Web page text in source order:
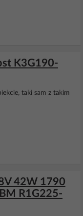
K3G190-
taki sam z takim
42W 1790
R1G225-